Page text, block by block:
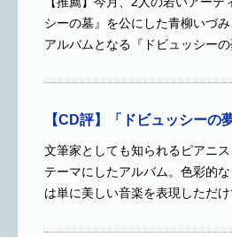
シーの墓』を公にした青柳いづ
アルバムとなる『ドビュッシー
【CD評】「ドビュッシーの
文筆家としても知られるピアニ
テーマにしたアルバム。色彩的
は単に美しい音楽を表現しただ